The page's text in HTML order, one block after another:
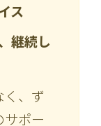
ス
継続し
く、ず
ポー